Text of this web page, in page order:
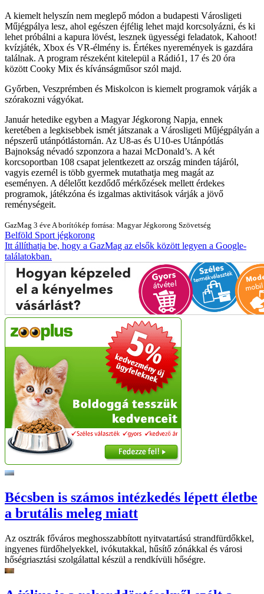
A kiemelt helyszín nem meglepő módon a budapesti Városligeti
Műjégpálya lesz, ahol egészen éjfélig lehet majd korcsolyázni, és ki
lehet próbálni a kapura lövést, lesznek ügyességi feladatok, Kahoot!
kvízjáték, Xbox és VR-élmény is. Értékes nyeremények is gazdára
találnak. A program részeként kitelepül a Rádió1, 17 és 20 óra
között Cooky Mix és kívánságműsor szól majd.
Győrben, Veszprémben és Miskolcon is kiemelt programok várják a
szórakozni vágyókat.
Január hetedike egyben a Magyar Jégkorong Napja, ennek
keretében a legkisebbek ismét játszanak a Városligeti Műjégpályán a
népszerű utánpótlástornán. Az U8-as és U10-es Utánpótlás
Bajnokság névadó szponzora a hazai McDonald’s. A két
korcsoportban 108 csapat jelentkezett az ország minden tájáról,
vagyis ezernél is több gyermek mutathatja meg magát az
eseményen. A délelőtt kezdődő mérkőzések mellett érdekes
programok, játékzóna és izgalmas aktivitások várják a jövő
reménységeit.
GazMag 3 éve A borítókép forrása: Magyar Jégkorong Szövetség
Belföld Sport jégkorong
Itt állíthatja be, hogy a GazMag az elsők között legyen a Google-
találatokban.
Bécsben is számos intézkedés lépett életbe
a brutális meleg miatt
Az osztrák főváros meghosszabbított nyitvatartású strandfürdőkkel,
ingyenes fürdőhelyekkel, ivókutakkal, hűsítő zónákkal és városi
hőségriasztási szolgálattal készül a rendkívüli hőségre.